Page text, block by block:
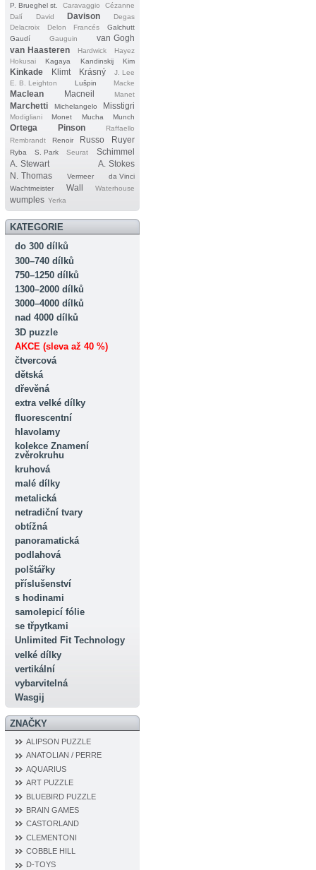
P. Brueghel st.
Caravaggio
Cézanne
Dalí
David Davison
Degas
Delacroix
Delon Francés
Galchutt
Gaudí
Gauguin
van Gogh
van Haasteren
Hardwick
Hayez
Hokusai
Kagaya Kandinskij Kim
Kinkade Klimt Krásný
J. Lee
E. B. Leighton
Lušpin Macke
Maclean Macneil Manet
Marchetti Michelangelo Misstigri
Modigliani Monet Mucha Munch
Ortega Pinson
Raffaello
Rembrandt
Renoir Russo Ruyer
Ryba S. Park Seurat
Schimmel
A. Stewart
A. Stokes
N. Thomas
Vermeer
da Vinci
Wachtmeister
Wall Waterhouse
wumples Yerka
KATEGORIE
do 300 dílků
300–740 dílků
750–1250 dílků
1300–2000 dílků
3000–4000 dílků
nad 4000 dílků
3D puzzle
AKCE (sleva až 40 %)
čtvercová
dětská
dřevěná
extra velké dílky
fluorescentní
hlavolamy
kolekce Znamení
zvěrokruhu
kruhová
malé dílky
metalická
netradiční tvary
obtížná
panoramatická
podlahová
polštářky
příslušenství
s hodinami
samolepicí fólie
se třpytkami
Unlimited Fit Technology
velké dílky
vertikální
vybarvitelná
Wasgij
ZNAČKY
ALIPSON PUZZLE
ANATOLIAN / PERRE
AQUARIUS
ART PUZZLE
BLUEBIRD PUZZLE
BRAIN GAMES
CASTORLAND
CLEMENTONI
COBBLE HILL
D‐TOYS